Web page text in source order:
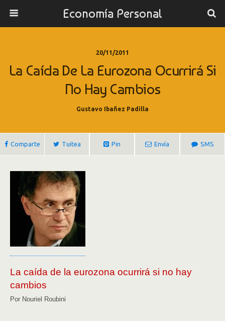
Economía Personal
20/11/2011
La Caída De La Eurozona Ocurrirá Si
No Hay Cambios
Gustavo Ibañez Padilla
Comparte Tuitea Pin Envía SMS
La caída de la eurozona ocurrirá si no hay
cambios
Por Nouriel Roubini